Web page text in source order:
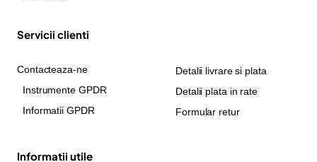
Servicii clienti
Contacteaza-ne
Instrumente GPDR
Informatii GPDR
Detalii livrare si plata
Detalii plata in rate
Formular retur
Informatii utile